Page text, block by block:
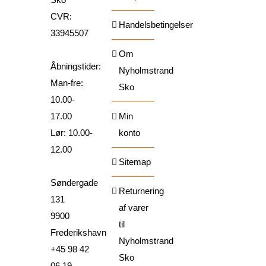
CVR:
33945507
Åbningstider:
Man-fre:
10.00-
17.00
Lør: 10.00-
12.00
Søndergade
131
9900
Frederikshavn
+45 98 42
Handelsbetingelser
Om
Nyholmstrand
Sko
Min
konto
Sitemap
Returnering
af varer
til
Nyholmstrand
Sko